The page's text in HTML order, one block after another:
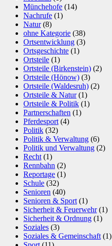
Münchehofe (14)
Nachrufe (1)
Natur(8)
ohne Kategorie (38)
Ortsentwicklung (3)
Ortsgeschichte (1)
Ortsteile (1)
Ortsteile (Birkenstein) (2)
Ortsteile (Hönow) (3)
Ortsteile (Waldesruh) (2)
Ortsteile & Natur(1)
Ortsteile & Politik (1)
Partnerschaften (1)
Pferdesport(4)
Politik (32)
Politik & Verwaltung (6)
Politik und Verwaltung (2)
Recht(1)
Rennbahn (2)
Reportage (1)
Schule (32)
Senioren (40)
Senioren & Sport(1)
Sicherheit & Feuerwehr(1)
Sicherheit & Ordnung (1)
Soziales (3)
Soziales & Gemeinschaft(1)